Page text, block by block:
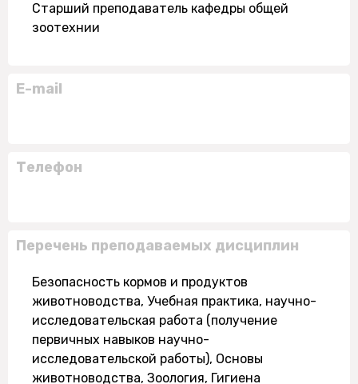
Старший преподаватель кафедры общей
зоотехнии
E-mail
Телефон
Перечень преподаваемых дисциплин
Безопасность кормов и продуктов
животноводства, Учебная практика, научно-
исследовательская работа (получение
первичных навыков научно-
исследовательской работы), Основы
животноводства, Зоология, Гигиена